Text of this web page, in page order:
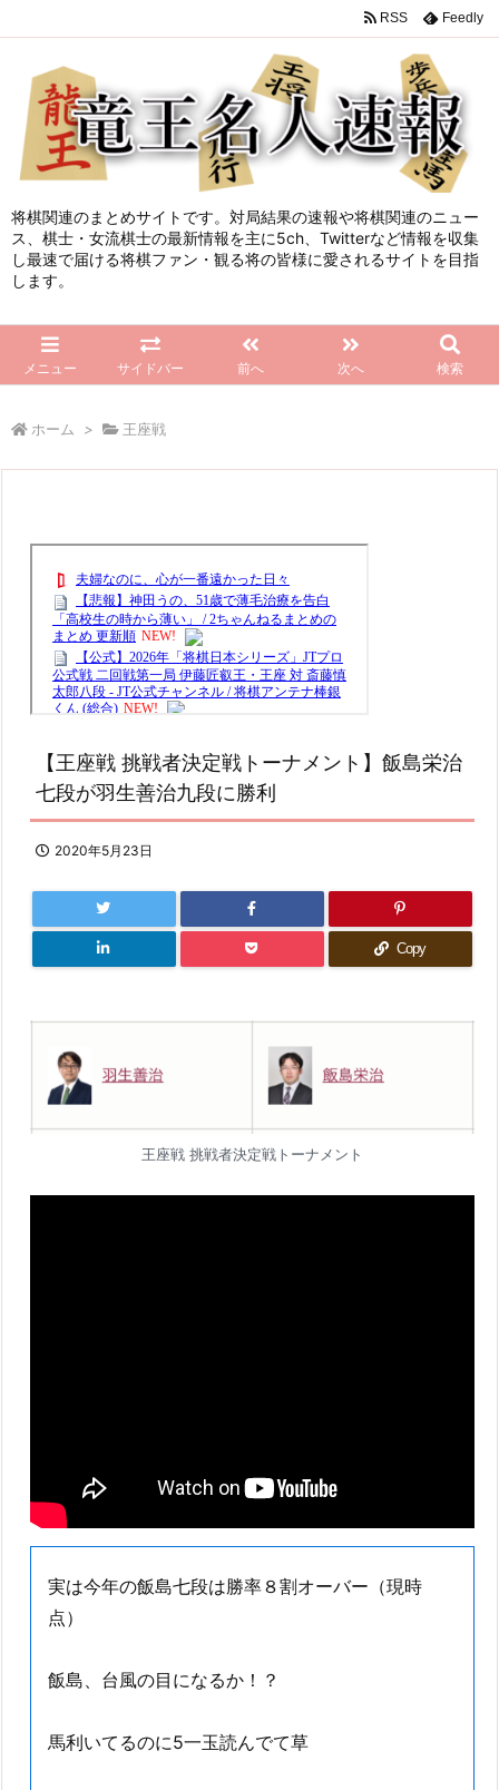
将棋関連のまとめサイトです。対局結果の速報や将棋関連のニュー
ス、棋士・女流棋士の最新情報を主に5ch、Twitterなど情報を収集
し最速で届ける将棋ファン・観る将の皆様に愛されるサイトを目指
します。
メニュー サイドバー 前へ 次へ 検索
RSS Feedly
ホーム > 王座戦
【王座戦 挑戦者決定戦トーナメント】飯島栄治
七段が羽生善治九段に勝利
2020年5月23日
Copy
王座戦 挑戦者決定戦トーナメント
実は今年の飯島七段は勝率８割オーバー（現時
点）
飯島、台風の目になるか！？
馬利いてるのに5一玉読んでて草